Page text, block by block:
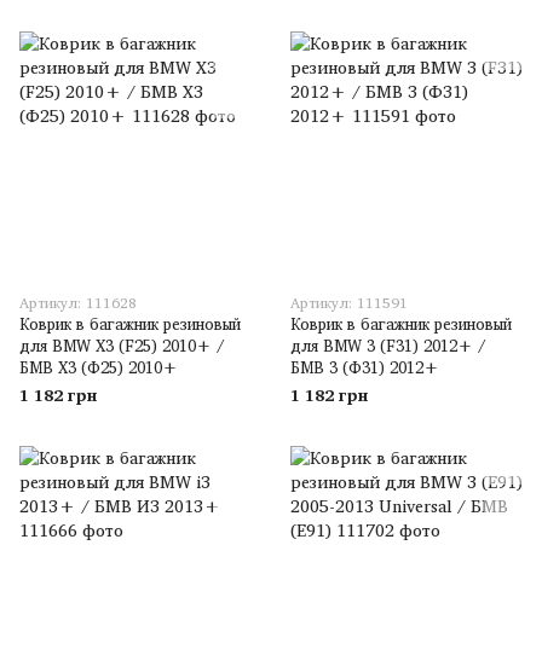
Артикул: 111628
Коврик в багажник резиновый
для BMW X3 (F25) 2010+ /
БМВ Х3 (Ф25) 2010+
1 182 грн
Артикул: 111591
Коврик в багажник резиновый
для BMW 3 (F31) 2012+ /
БМВ 3 (Ф31) 2012+
1 182 грн